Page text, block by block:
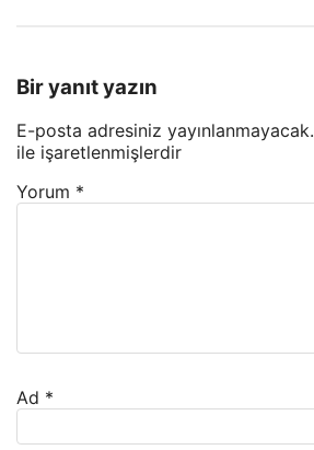
Bir yanıt yazın
E-posta adresiniz yayınlanmayacak.
ile işaretlenmişlerdir
Yorum *
Ad *